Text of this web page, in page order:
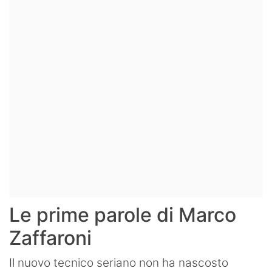
Le prime parole di Marco
Zaffaroni
Il nuovo tecnico seriano non ha nascosto